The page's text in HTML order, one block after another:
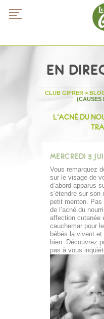
EN
CLUB GIFRER >
(CAUSES
L’ACNÉ DU
MERCREDI 3
Vous remarquez
sur le visage de
d’abord apparus
s’étendre sur
petit menton. Pas
de l’acné du
affection cutanée
cauchemar pour
bébés la vivent
bien. Découvrez
pas à vous